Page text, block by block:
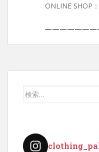
ONLINE SHOP：
検